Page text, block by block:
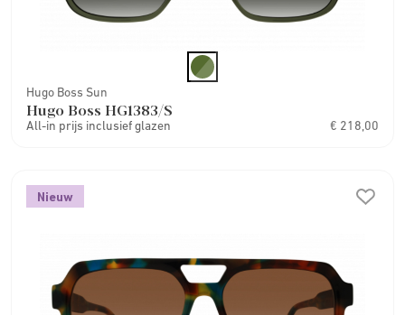
Hugo Boss Sun
Hugo Boss HG1383/S
All-in prijs inclusief glazen € 218,00
Nieuw